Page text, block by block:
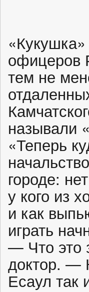
офицеров
тем не
называли
«Теперь
городе:
у кого из
и как
играть
— Что это
доктор. —
Есаул так